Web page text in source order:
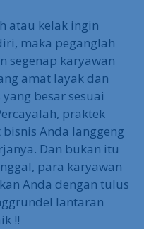
atau kelak ingin
maka peganglah
segenap karyawan
amat layak dan
besar sesuai
praktek
Anda langgeng
Dan bukan itu
para karyawan
Anda dengan tulus
lantaran
!!